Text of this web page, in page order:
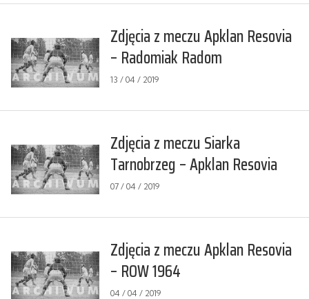
Zdjęcia z meczu Apklan Resovia
– Radomiak Radom
13 / 04 / 2019
Zdjęcia z meczu Siarka
Tarnobrzeg – Apklan Resovia
07 / 04 / 2019
Zdjęcia z meczu Apklan Resovia
– ROW 1964
04 / 04 / 2019